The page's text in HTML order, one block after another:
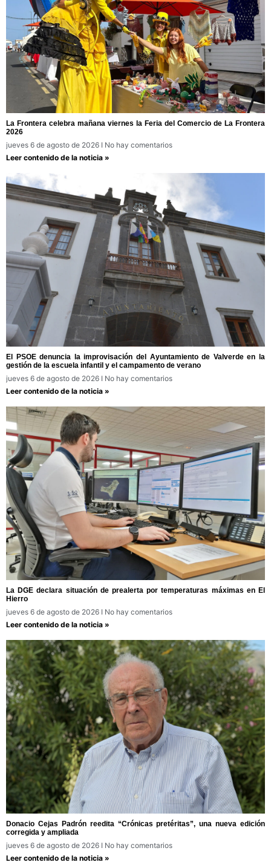
La Frontera celebra mañana viernes la Feria del Comercio de La Frontera
2026
jueves 6 de agosto de 2026
No hay comentarios
Leer contenido de la noticia »
El PSOE denuncia la improvisación del Ayuntamiento de Valverde en la
gestión de la escuela infantil y el campamento de verano
jueves 6 de agosto de 2026
No hay comentarios
Leer contenido de la noticia »
La DGE declara situación de prealerta por temperaturas máximas en El
Hierro
jueves 6 de agosto de 2026
No hay comentarios
Leer contenido de la noticia »
Donacio Cejas Padrón reedita “Crónicas pretéritas”, una nueva edición
corregida y ampliada
jueves 6 de agosto de 2026
No hay comentarios
Leer contenido de la noticia »